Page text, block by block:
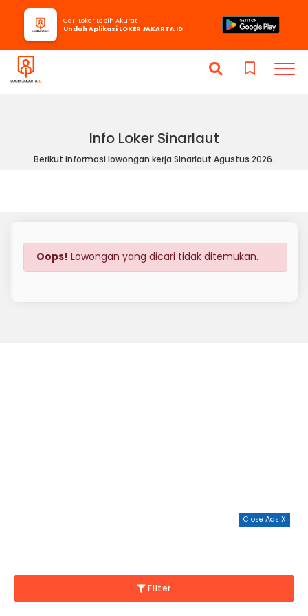
Info Loker Sinarlaut
Berikut informasi lowongan kerja Sinarlaut Agustus 2026.
Cari Loker Lebih Akurat
Unduh Aplikasi LOKER JAKARTA ID
Oops! Lowongan yang dicari tidak ditemukan.
Close Ads X
Filter